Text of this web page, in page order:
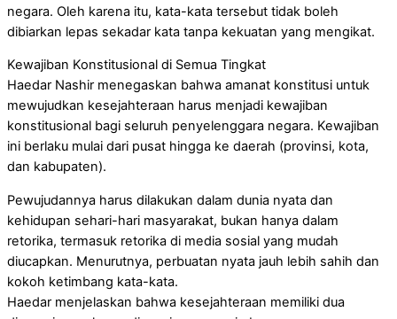
negara. Oleh karena itu, kata-kata tersebut tidak boleh
dibiarkan lepas sekadar kata tanpa kekuatan yang mengikat.
Kewajiban Konstitusional di Semua Tingkat
Haedar Nashir menegaskan bahwa amanat konstitusi untuk
mewujudkan kesejahteraan harus menjadi kewajiban
konstitusional bagi seluruh penyelenggara negara. Kewajiban
ini berlaku mulai dari pusat hingga ke daerah (provinsi, kota,
dan kabupaten).
Pewujudannya harus dilakukan dalam dunia nyata dan
kehidupan sehari-hari masyarakat, bukan hanya dalam
retorika, termasuk retorika di media sosial yang mudah
diucapkan. Menurutnya, perbuatan nyata jauh lebih sahih dan
kokoh ketimbang kata-kata.
Haedar menjelaskan bahwa kesejahteraan memiliki dua